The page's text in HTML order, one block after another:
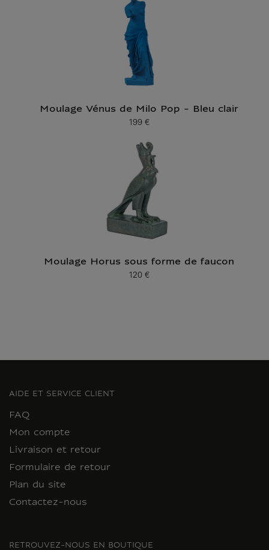
Moulage Vénus de Milo Pop - Bleu clair
Prix ​​actuel
199 €
Moulage Horus sous forme de faucon
Prix ​​actuel
120 €
AIDE ET SERVICE CLIENT
FAQ
Mon compte
Livraison et retour
Formulaire de retour
Plan du site
Contactez-nous
RETROUVEZ-NOUS EN BOUTIQUE